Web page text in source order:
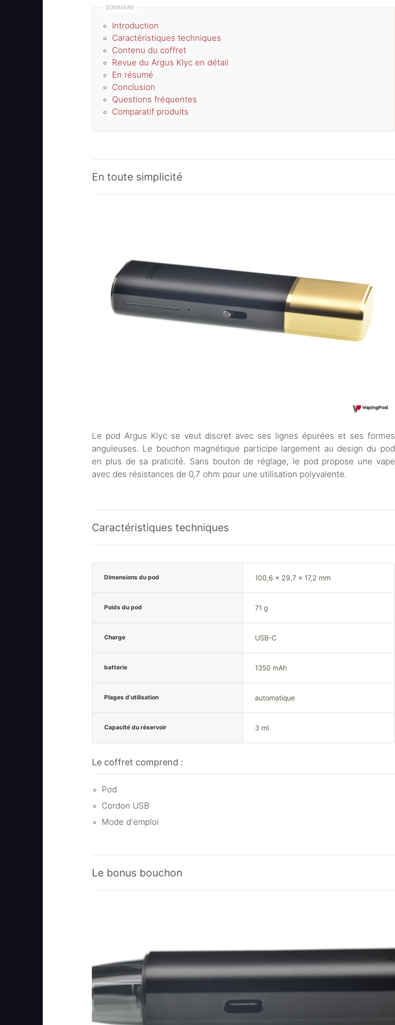
Introduction
Caractéristiques techniques
Contenu du coffret
Revue du Argus Klyc en détail
En résumé
Conclusion
Questions fréquentes
Comparatif produits
En toute simplicité
Le pod Argus Klyc se veut discret avec ses lignes épurées et ses formes
anguleuses. Le bouchon magnétique participe largement au design du pod
en plus de sa praticité. Sans bouton de réglage, le pod propose une vape
avec des résistances de 0,7 ohm pour une utilisation polyvalente.
Caractéristiques techniques
Dimensions du pod 100,6 x 29,7 x 17,2 mm
Poids du pod 71 g
Charge USB-C
batterie 1350 mAh
Plages d'utilisation automatique
Capacité du réservoir 3 ml
Le coffret comprend :
Pod
Cordon USB
Mode d'emploi
Le bonus bouchon